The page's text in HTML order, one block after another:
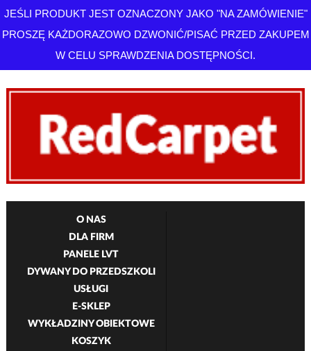
JEŚLI PRODUKT JEST OZNACZONY JAKO "NA ZAMÓWIENIE"
PROSZĘ KAŻDORAZOWO DZWONIĆ/PISAĆ PRZED ZAKUPEM
W CELU SPRAWDZENIA DOSTĘPNOŚCI.
O NAS
DLA FIRM
PANELE LVT
DYWANY DO PRZEDSZKOLI
USŁUGI
E-SKLEP
WYKŁADZINY OBIEKTOWE
KOSZYK